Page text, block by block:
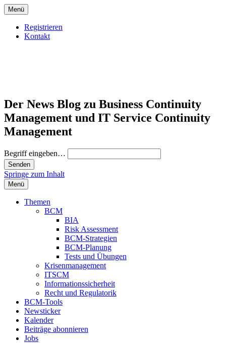
Menü
Registrieren
Kontakt
Der News Blog zu Business Continuity
Management und IT Service Continuity
Management
Begriff eingeben…
Springe zum Inhalt
Menü
Themen
BCM
BIA
Risk Assessment
BCM-Strategien
BCM-Planung
Tests und Übungen
Krisenmanagement
ITSCM
Informationssicherheit
Recht und Regulatorik
BCM-Tools
Newsticker
Kalender
Beiträge abonnieren
Jobs